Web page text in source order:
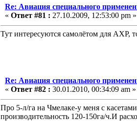
Re: Авиация специального
« Ответ #81 : 27.10.2009, 12:53:00 pm »
Тут интересуются самолётом для АХР,
Re: Авиация специального
« Ответ #82 : 30.01.2010, 00:34:09 am »
Про 5-л/га на Чмелаке-у меня с
производительность 120-150га/ч.И